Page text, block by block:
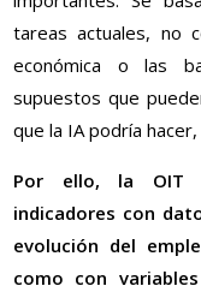
tareas actuales, no
económica o las
supuestos que
que la IA podría
Por ello, la OIT
indicadores con
evolución del
como con